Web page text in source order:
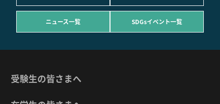
ニュース一覧 SDGsイベント一覧
受験生の皆さまへ